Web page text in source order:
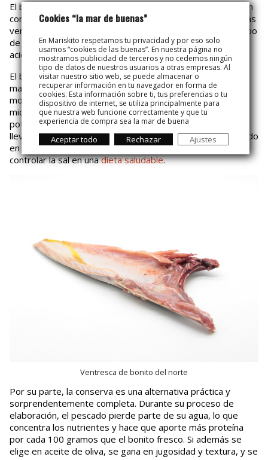
El bonito del norte puede disfrutarse tanto fresco como en
conserva, y lo cierto es que las dos opciones tienen muchas
ventajas. Elegir una u otra dependerá del momento, del tipo
de receta y de tus necesidades. Ambos formatos son un
acierto total.
El bonito fresco te permite lucirte en la cocina con un buen
marmitako, una ventresca a la planchao platos más
modernos como el tataki. Conserva intactos todos sus
micronutrientes, aportando una excelente cantidad de
potasio, fósforo y vitaminas del grupo B. Además, al no
llevar ningún proceso de conservación añadido, su contenido
en sodio es mínimo, siendo una opción ideal si buscas
controlar la sal en unadieta saludable.
Ventresca de bonito del norte
Por su parte, la conserva es una alternativa práctica y
sorprendentemente completa. Durante su proceso de
elaboración, el pescado pierde parte de su agua, lo que
concentra los nutrientes y hace que aporte más proteína
por cada 100 gramos que el bonito fresco. Si además se
elige en aceite de oliva, se gana en jugosidad y textura, y se
Cookies “la mar de buenas”
En Mariskito respetamos tu privacidad y por eso solo
usamos “cookies de las buenas”. En nuestra página no
mostramos publicidad de terceros y no cedemos ningún
tipo de datos de nuestros usuarios a otras empresas. Al
visitar nuestro sitio web, se puede almacenar o
recuperar información en tu navegador en forma de
cookies. Esta información sobre ti, tus preferencias o tu
dispositivo de internet, se utiliza principalmente para
que nuestra web funcione correctamente y que tu
experiencia de compra sea la mar de buena
Aceptar todo Rechazar Ajustes